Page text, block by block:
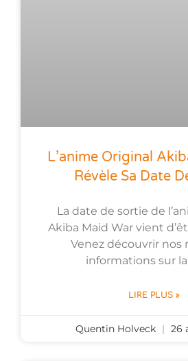
L’anime Original
Révèle Sa Date
La date de sortie de
Akiba Maid War vient
Venez découvrir nos
informations sur la
LIRE PLUS »
Quentin Holveck 26